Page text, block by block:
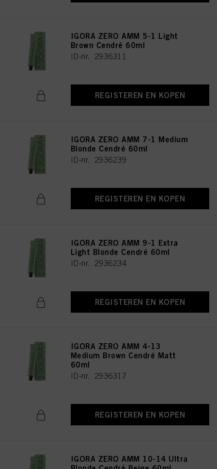
IGORA ZERO AMM 5-1 Light
Brown Cendré 60ml
ID-nr. 2936311
REGISTEREN EN KOPEN
IGORA ZERO AMM 7-1 Medium
Blonde Cendré 60ml
ID-nr. 2936239
REGISTEREN EN KOPEN
IGORA ZERO AMM 9-1 Extra
Light Blonde Cendré 60ml
ID-nr. 2936234
REGISTEREN EN KOPEN
IGORA ZERO AMM 4-13
Medium Brown Cendré Matt
60ml
ID-nr. 2936317
REGISTEREN EN KOPEN
IGORA ZERO AMM 10-14 Ultra